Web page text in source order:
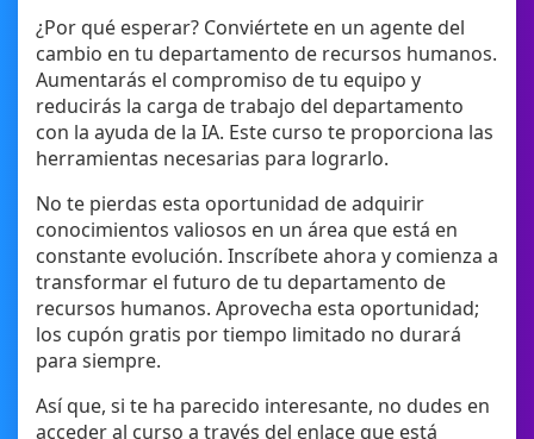
¿Por qué esperar? Conviértete en un agente del
cambio en tu departamento de recursos humanos.
Aumentarás el compromiso de tu equipo y
reducirás la carga de trabajo del departamento
con la ayuda de la IA. Este curso te proporciona las
herramientas necesarias para lograrlo.
No te pierdas esta oportunidad de adquirir
conocimientos valiosos en un área que está en
constante evolución. Inscríbete ahora y comienza a
transformar el futuro de tu departamento de
recursos humanos. Aprovecha esta oportunidad;
los cupón gratis por tiempo limitado no durará
para siempre.
Así que, si te ha parecido interesante, no dudes en
acceder al curso a través del enlace que está